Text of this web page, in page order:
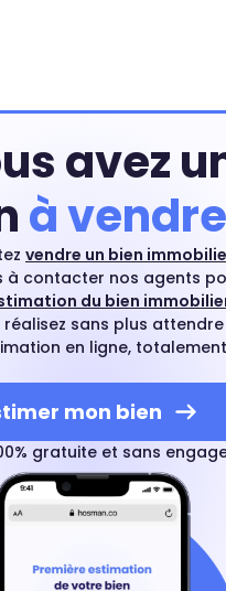
avez
à
vendre un bien
à contacter nos agents
du bien
sans plus
en ligne, totalement
mon bien
gratuite et sans